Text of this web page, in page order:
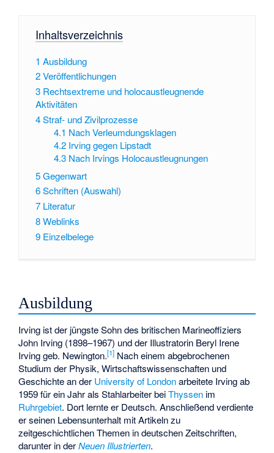
Inhaltsverzeichnis
1 Ausbildung
2Veröffentlichungen
3 Rechtsextreme und holocaustleugnende
Aktivitäten
4Straf- und Zivilprozesse
4.1 Nach Verleumdungsklagen
4.2 Irving gegen Lipstadt
4.3 Nach Irvings Holocaustleugnungen
5Gegenwart
6Schriften (Auswahl)
7 Literatur
8Weblinks
9 Einzelbelege
Ausbildung
Irving ist der jüngste Sohn des britischen Marineoffiziers
John Irving (1898–1967) und der Illustratorin Beryl Irene
Irving geb. Newington.[1] Nach einem abgebrochenen
Studium der Physik, Wirtschaftswissenschaften und
Geschichte an der University of Londonarbeitete Irving ab
1959 für ein Jahr als Stahlarbeiter beiThyssen im
Ruhrgebiet. Dort lernte er Deutsch. Anschließend verdiente
er seinen Lebensunterhalt mit Artikeln zu
zeitgeschichtlichen Themen in deutschen Zeitschriften,
darunter in derNeuen Illustrierten.